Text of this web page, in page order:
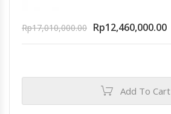
Rp17,010,000.00 Rp12,460,000.00
Add To Cart